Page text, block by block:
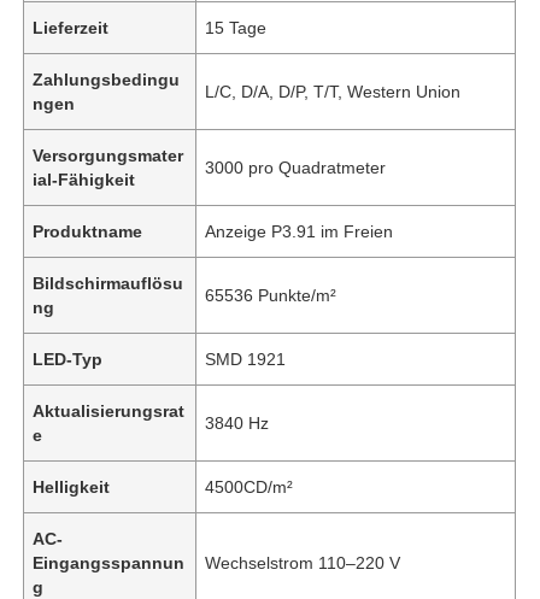
Lieferzeit 15 Tage
Zahlungsbedingu
ngen
L/C, D/A, D/P, T/T, Western Union
Versorgungsmater
ial-Fähigkeit
3000 pro Quadratmeter
Produktname Anzeige P3.91 im Freien
Bildschirmauflösu
ng
65536 Punkte/m²
LED-Typ SMD 1921
Aktualisierungsrat
e
3840 Hz
Helligkeit 4500CD/m²
AC-
Eingangsspannun
g
Wechselstrom 110–220 V